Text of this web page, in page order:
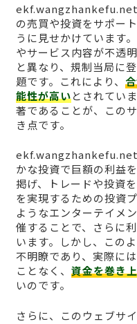
ekf.wangzhankefu.net
の売買や投資をサポー
うに見せかけています
やサービス内容が不透
と異なり、規制当局に
題です。これにより、
能性が高いとされてい
著であることが、この
き点です。
ekf.wangzhankefu.net
かな投資で巨額の利益
掲げ、トレードや投資
を実現するための投資
ようなエンターテイメ
催することで、さらに
います。しかし、この
不明瞭であり、実際に
ことなく、 資金を巻き
いのです。
さらに、このウェブサ